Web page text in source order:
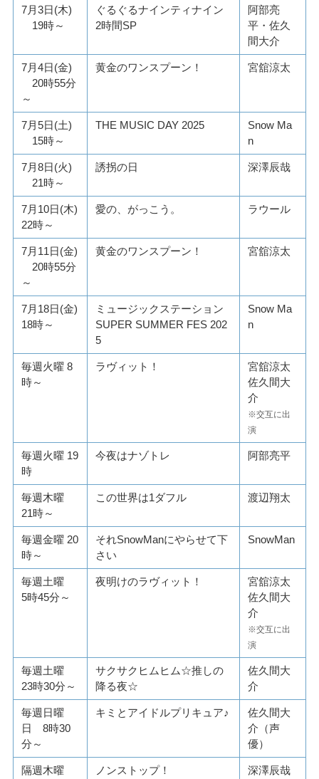
7月3日(木)
19時～
ぐるぐるナインティナイン
2時間SP
阿部亮
平・佐久
間大介
7月4日(金)
20時55分
～
黄金のワンスプーン！ 宮舘涼太
7月5日(土)
15時～
THE MUSIC DAY 2025
Snow Ma
n
7月8日(火)
21時～
誘拐の日 深澤辰哉
7月10日(木)
22時～
愛の、がっこう。 ラウール
7月11日(金)
20時55分
～
黄金のワンスプーン！ 宮舘涼太
7月18日(金)
18時～
ミュージックステーション
SUPER SUMMER FES 202
5
Snow Ma
n
毎週火曜 8
時～
ラヴィット！
宮舘涼太
佐久間大
介
※交互に出
演
毎週火曜 19
時
今夜はナゾトレ 阿部亮平
毎週木曜
21時～
この世界は1ダフル 渡辺翔太
毎週金曜 20
時～
それSnowManにやらせて下
さい
SnowMan
毎週土曜
5時45分～
夜明けのラヴィット！
宮舘涼太
佐久間大
介
※交互に出
演
毎週土曜
23時30分～
サクサクヒムヒム☆推しの
降る夜☆
佐久間大
介
毎週日曜
日 8時30
分～
キミとアイドルプリキュア♪
佐久間大
介（声
優）
隔週木曜
ノンストップ！ 深澤辰哉